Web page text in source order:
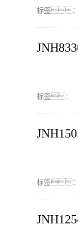
标签：
标签：
标签：